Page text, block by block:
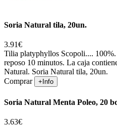
Soria Natural tila, 20un.
3.91€
Tilia platyphyllos Scopoli....
reposo 10 minutos. La caja
Natural. Soria Natural tila, 20un.
Comprar
+Info
Soria Natural Menta Poleo, 20
3.63€